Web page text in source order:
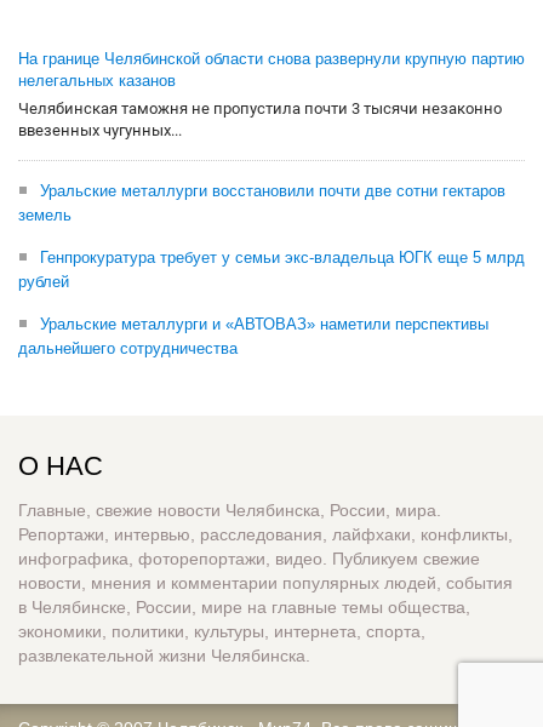
На границе Челябинской области снова развернули крупную партию
нелегальных казанов
Челябинская таможня не пропустила почти 3 тысячи незаконно
ввезенных чугунных...
Уральские металлурги восстановили почти две сотни гектаров
земель
Генпрокуратура требует у семьи экс-владельца ЮГК еще 5 млрд
рублей
Уральские металлурги и «АВТОВАЗ» наметили перспективы
дальнейшего сотрудничества
О НАС
Главные, свежие новости Челябинска, России, мира.
Репортажи, интервью, расследования, лайфхаки, конфликты,
инфографика, фоторепортажи, видео. Публикуем свежие
новости, мнения и комментарии популярных людей, события
в Челябинске, России, мире на главные темы общества,
экономики, политики, культуры, интернета, спорта,
развлекательной жизни Челябинска.